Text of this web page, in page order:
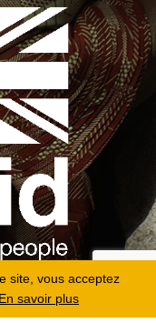
site, vous acceptez
En savoir plus